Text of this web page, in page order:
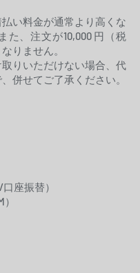
い料金が通常より高くな
た、注文が10,000 円（税
りません。
りいただけない場合、代
併せてご了承ください。
座振替）